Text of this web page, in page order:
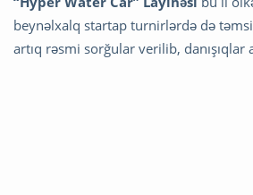
beynəlxalq startap turnirlərdə də
artıq rəsmi sorğular verilib, danışıqlar